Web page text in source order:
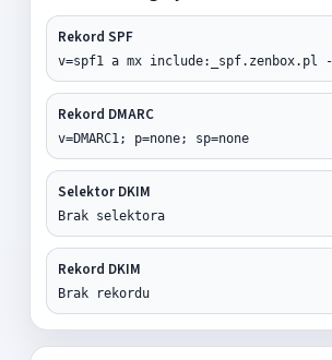
Rekord SPF
v=spf1 a mx include:_spf.zenbox.pl
Rekord DMARC
v=DMARC1; p=none; sp=none
Selektor DKIM
Brak selektora
Rekord DKIM
Brak rekordu